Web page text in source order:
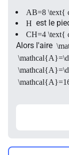
AB=8 \text{
H est le
CH=4 \text{
Alors l'aire